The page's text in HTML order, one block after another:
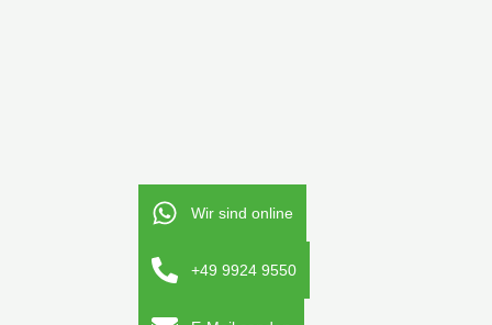
Wir sind online
+49 9924 9550